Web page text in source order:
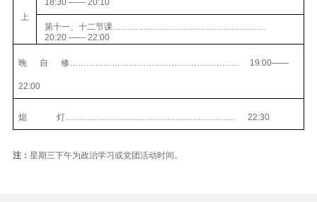
上
第十一、十二节课………………………………………………
20:20 —— 22:00
晚 自 修…………………………………………………… 19:00——
22:00
熄 灯…………………………………………………… 22:30
注： 星期三下午为政治学习或党团活动时间。